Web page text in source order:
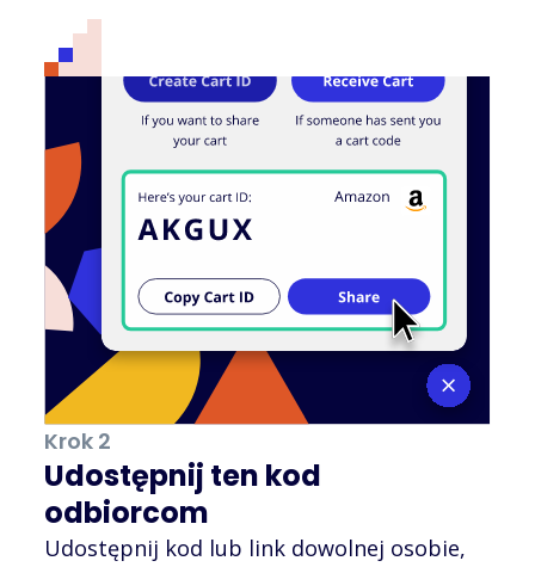
Krok 2
Udostępnij ten kod
odbiorcom
Udostępnij kod lub link dowolnej osobie,